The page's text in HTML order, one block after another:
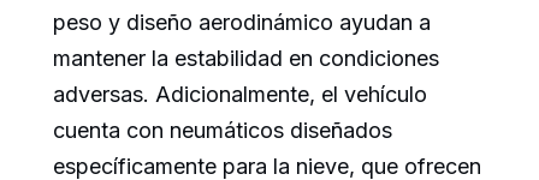
peso y diseño aerodinámico ayudan a
mantener la estabilidad en condiciones
adversas. Adicionalmente, el vehículo
cuenta con neumáticos diseñados
específicamente para la nieve, que ofrecen